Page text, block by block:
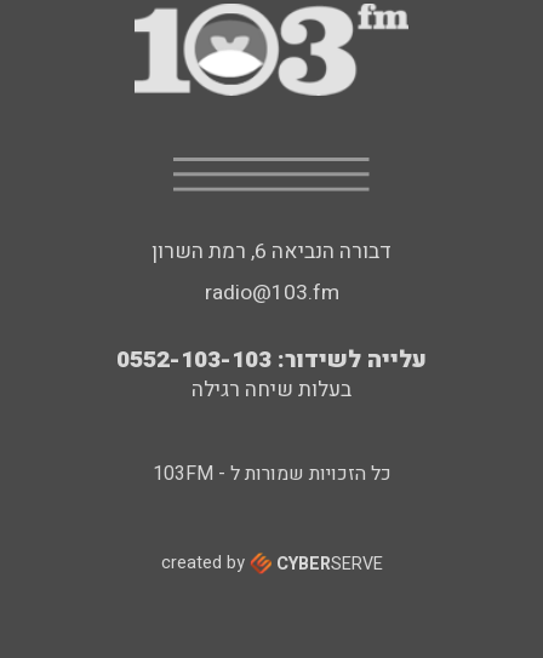
דבורה הנביאה 6, רמת השרון
radio@103.fm
עלייה לשידור: 0552-103-103
בעלות שיחה רגילה
כל הזכויות שמורות ל - 103FM
created by CYBERSERVE